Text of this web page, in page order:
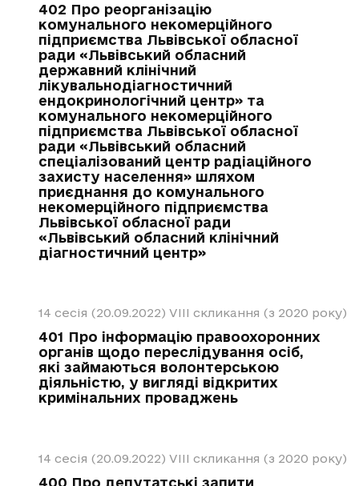
402 Про реорганізацію
комунального некомерційного
підприємства Львівської обласної
ради «Львівський обласний
державний клінічний
лікувальнодіагностичний
ендокринологічний центр» та
комунального некомерційного
підприємства Львівської обласної
ради «Львівський обласний
спеціалізований центр радіаційного
захисту населення» шляхом
приєднання до комунального
некомерційного підприємства
Львівської обласної ради
«Львівський обласний клінічний
діагностичний центр»
14 сесія (20.09.2022) VIII скликання (з 2020 року)
401 Про інформацію правоохоронних
органів щодо переслідування осіб,
які займаються волонтерською
діяльністю, у вигляді відкритих
кримінальних проваджень
14 сесія (20.09.2022) VIII скликання (з 2020 року)
400 Про депутатські запити